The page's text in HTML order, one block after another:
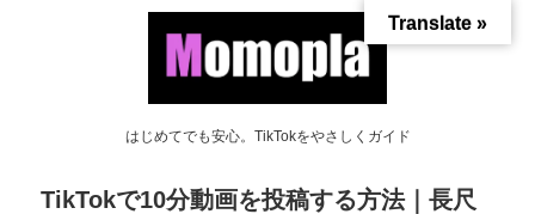
はじめてでも安心。TikTokをやさしくガイド
TikTokで10分動画を投稿する方法｜長尺
Translate »